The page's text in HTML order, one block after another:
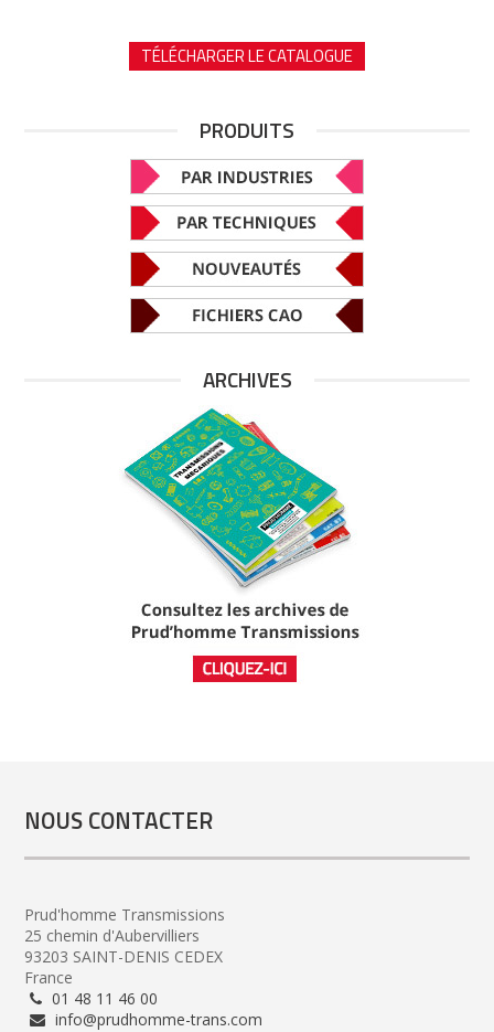
TÉLÉCHARGER LE CATALOGUE
PRODUITS
ARCHIVES
NOUS CONTACTER
Prud'homme Transmissions
25 chemin d'Aubervilliers
93203 SAINT-DENIS CEDEX
France
01 48 11 46 00
info@prudhomme-trans.com